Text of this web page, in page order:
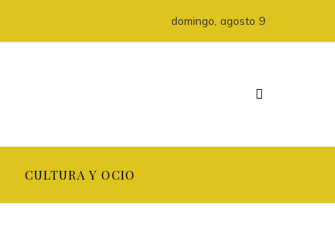
domingo, agosto 9
CULTURA Y OCIO